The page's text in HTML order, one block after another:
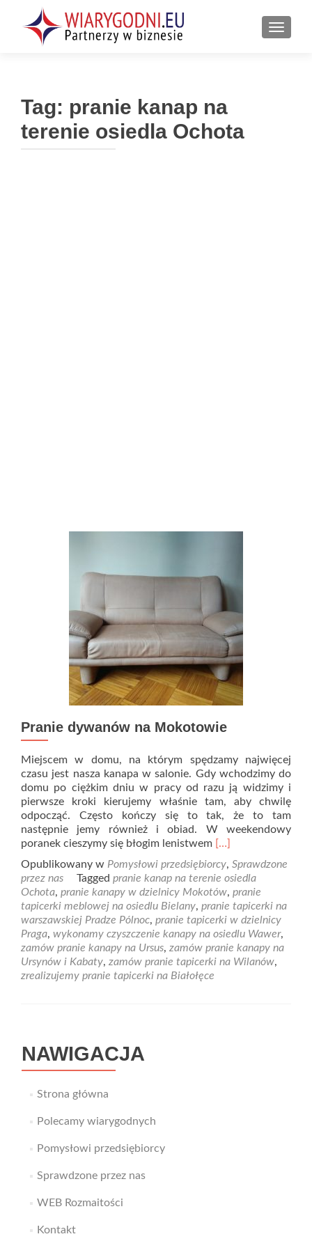
Tag: pranie kanap na
terenie osiedla Ochota
Pranie dywanów na Mokotowie
Miejscem w domu, na którym spędzamy najwięcej
czasu jest nasza kanapa w salonie. Gdy wchodzimy do
domu po ciężkim dniu w pracy od razu ją widzimy i
pierwsze kroki kierujemy właśnie tam, aby chwilę
odpocząć. Często kończy się to tak, że to tam
następnie jemy również i obiad. W weekendowy
poranek cieszymy się błogim lenistwem Read
about
Pranie
dywanów
na
Mokotowie
[…]
Opublikowany w Pomysłowi przedsiębiorcy, Sprawdzone
przez nas
Tagged pranie kanap na terenie osiedla
Ochota, pranie kanapy w dzielnicy Mokotów, pranie
tapicerki meblowej na osiedlu Bielany, pranie tapicerki na
warszawskiej Pradze Pólnoc, pranie tapicerki w dzielnicy
Praga, wykonamy czyszczenie kanapy na osiedlu Wawer,
zamów pranie kanapy na Ursus, zamów pranie kanapy na
Ursynów i Kabaty, zamów pranie tapicerki na Wilanów,
zrealizujemy pranie tapicerki na Białołęce
NAWIGACJA
Strona główna
Polecamy wiarygodnych
Pomysłowi przedsiębiorcy
Sprawdzone przez nas
WEB Rozmaitości
Kontakt